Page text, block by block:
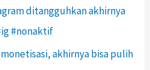
ditangguhkan akhirnya
#nonaktif
akhirnya bisa pulih